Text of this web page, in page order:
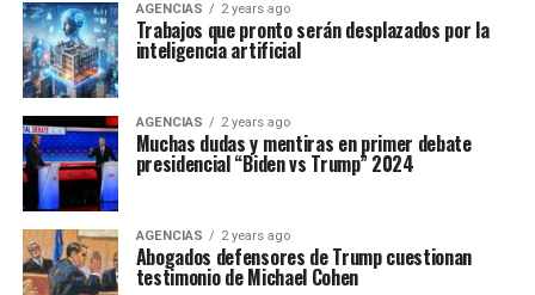
AGENCIAS 2 years ago
Trabajos que pronto serán desplazados por la
inteligencia artificial
AGENCIAS 2 years ago
Muchas dudas y mentiras en primer debate
presidencial “Biden vs Trump” 2024
AGENCIAS 2 years ago
Abogados defensores de Trump cuestionan
testimonio de Michael Cohen